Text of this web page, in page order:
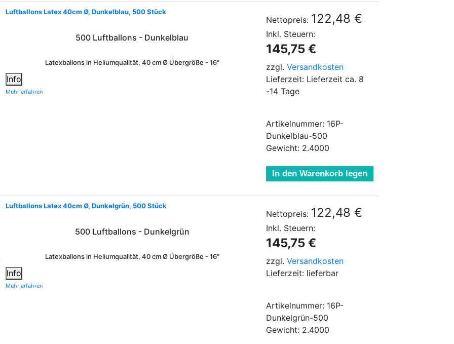
Luftballons Latex 40cm Ø, Dunkelblau, 500 Stück
500 Luftballons - Dunkelblau
Latexballons in Heliumqualität, 40 cm Ø Übergröße - 16"
Info
Mehr erfahren
Nettopreis: 122,48 €
Inkl. Steuern:
145,75 €
zzgl. Versandkosten
Lieferzeit: Lieferzeit ca. 8
-14 Tage
Artikelnummer: 16P-
Dunkelblau-500
Gewicht: 2.4000
In den Warenkorb legen
Luftballons Latex 40cm Ø, Dunkelgrün, 500 Stück
500 Luftballons - Dunkelgrün
Latexballons in Heliumqualität, 40 cm Ø Übergröße - 16"
Info
Mehr erfahren
Nettopreis: 122,48 €
Inkl. Steuern:
145,75 €
zzgl. Versandkosten
Lieferzeit: lieferbar
Artikelnummer: 16P-
Dunkelgrün-500
Gewicht: 2.4000